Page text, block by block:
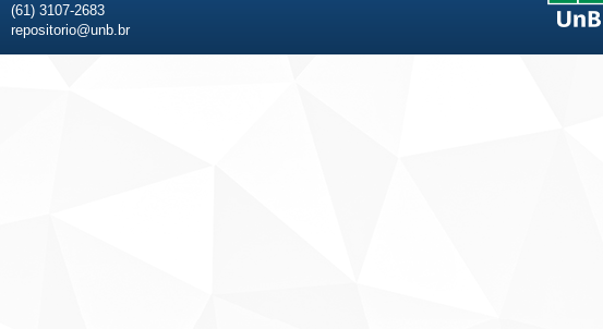
(61) 3107-2683
repositorio@unb.br